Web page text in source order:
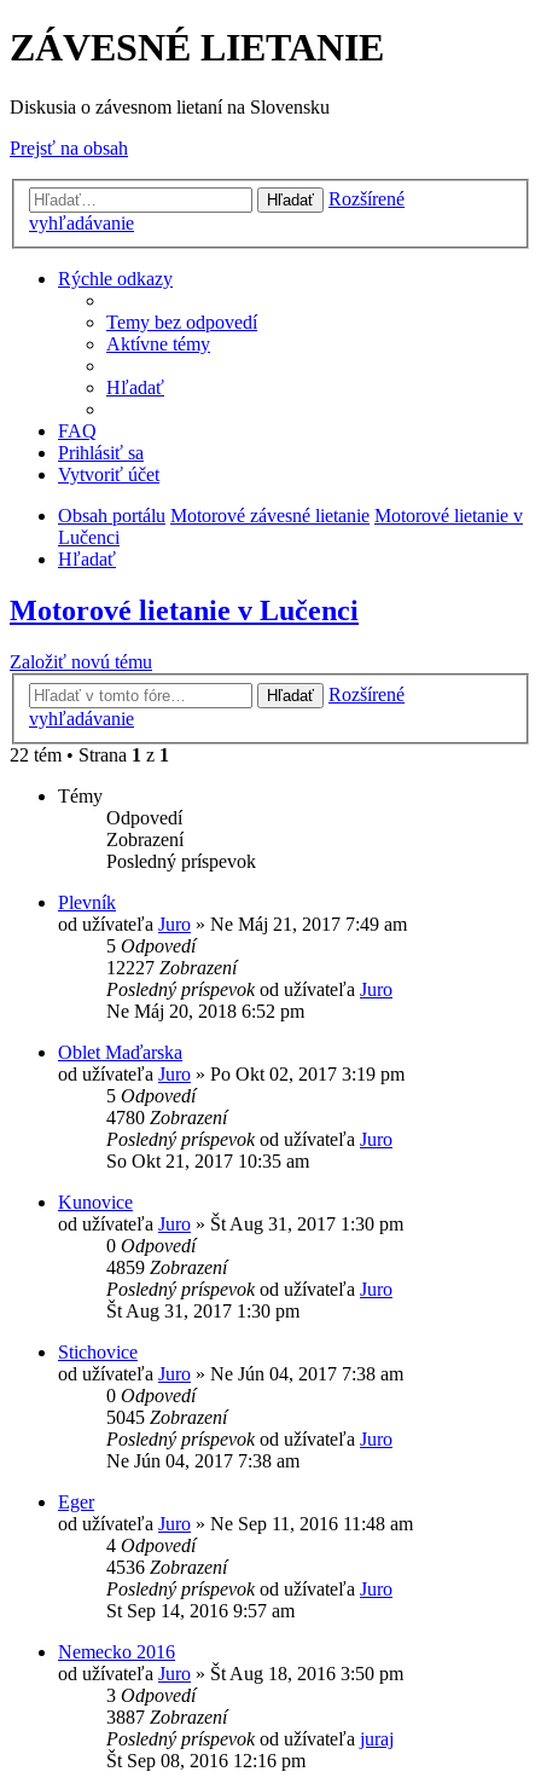
ZÁVESNÉ LIETANIE
Diskusia o závesnom lietaní na Slovensku
Prejsť na obsah
Hľadať
Rozšírené
vyhľadávanie
Rýchle odkazy
Temy bez odpovedí
Aktívne témy
Hľadať
FAQ
Prihlásiť sa
Vytvoriť účet
Obsah portálu Motorové závesné lietanie Motorové lietanie v
Lučenci
Hľadať
Motorové lietanie v Lučenci
Založiť novú tému
Hľadať
Rozšírené
vyhľadávanie
22 tém • Strana 1 z 1
Témy
Odpovedí
Zobrazení
Posledný príspevok
Plevník
od užívateľa Juro » Ne Máj 21, 2017 7:49 am
5 Odpovedí
12227 Zobrazení
Posledný príspevokod užívateľa Juro
Ne Máj 20, 2018 6:52 pm
Oblet Maďarska
od užívateľa Juro » Po Okt 02, 2017 3:19 pm
5 Odpovedí
4780 Zobrazení
Posledný príspevokod užívateľa Juro
So Okt 21, 2017 10:35 am
Kunovice
od užívateľa Juro » Št Aug 31, 2017 1:30 pm
0 Odpovedí
4859 Zobrazení
Posledný príspevokod užívateľa Juro
Št Aug 31, 2017 1:30 pm
Stichovice
od užívateľa Juro » Ne Jún 04, 2017 7:38 am
0 Odpovedí
5045 Zobrazení
Posledný príspevokod užívateľa Juro
Ne Jún 04, 2017 7:38 am
Eger
od užívateľa Juro » Ne Sep 11, 2016 11:48 am
4 Odpovedí
4536 Zobrazení
Posledný príspevokod užívateľa Juro
St Sep 14, 2016 9:57 am
Nemecko 2016
od užívateľa Juro » Št Aug 18, 2016 3:50 pm
3 Odpovedí
3887 Zobrazení
Posledný príspevokod užívateľa juraj
Št Sep 08, 2016 12:16 pm